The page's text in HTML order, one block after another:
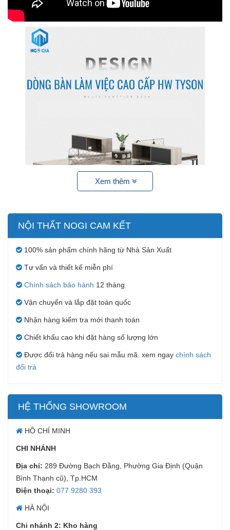
Xem thêm
NỘI THẤT NOGI CAM KẾT
100% sản phẩm chính hãng từ Nhà Sản Xuất
Tư vấn và thiết kế miễn phí
Chính sách bảo hành 12 tháng
Vận chuyển và lắp đặt toàn quốc
Nhận hàng kiểm tra mới thanh toán
Chiết khấu cao khi đặt hàng số lượng lớn
Được đổi trả hàng nếu sai mẫu mã. xem ngay chính sách
đổi trả
HỆ THỐNG SHOWROOM
HỒ CHÍ MINH
CHI NHÁNH
Địa chỉ: 289 Đường Bạch Đằng, Phường Gia Định (Quận
Bình Thạnh cũ), Tp.HCM
Điện thoại: 077 9280 393
HÀ NỘI
Chi nhánh 2: Kho hàng